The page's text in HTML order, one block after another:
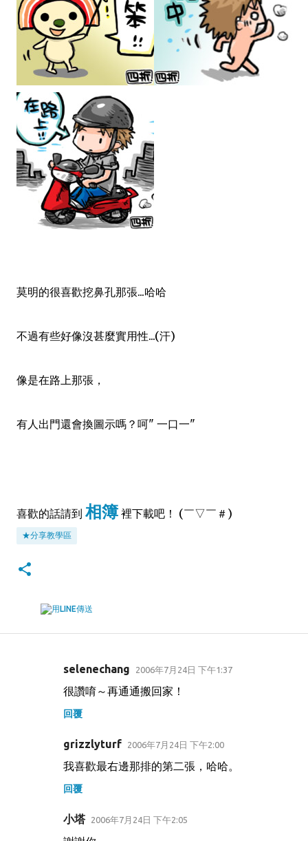
莫明的很喜歡挖鼻孔那張...哈哈
不過有些好像沒甚麼實用性...(汗)
像是在路上那張，
有人出門還會換圖示嗎？呵" 一口一"
喜歡的話請到 相簿 裡下載吧！ (￣▽￣＃)
★分享教學區
selenechang 2006年7月24日 下午1:37
很讚唷～再通通搬回家！
回覆
grizzlyturf 2006年7月24日 下午2:00
我喜歡最右邊那排的第二張，哈哈。
回覆
小塔 2006年7月24日 下午2:05